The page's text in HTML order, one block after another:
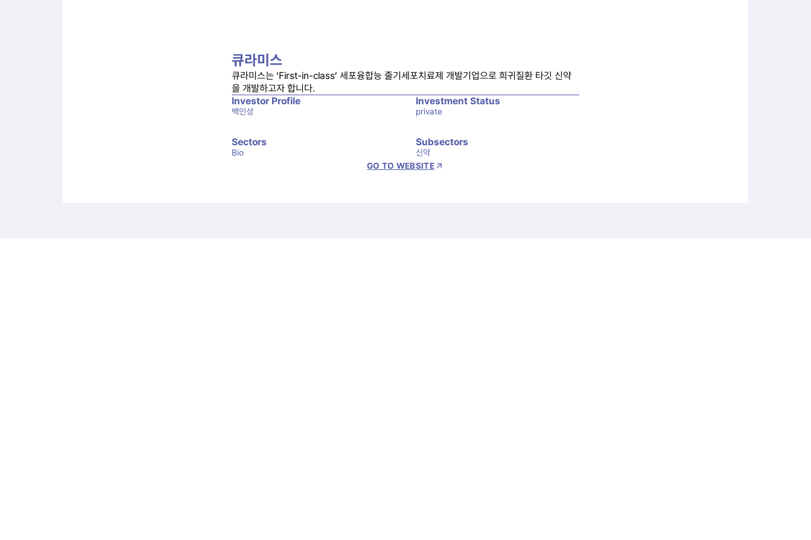
큐라미스
큐라미스는 ‘First-in-class’ 세포융합능 줄기세포치료제 개발기업으로 희귀질환 타깃 신약
을 개발하고자 합니다.
Investor Profile
백인성
Investment Status
private
Sectors
Bio
Subsectors
신약
GO TO WEBSITE